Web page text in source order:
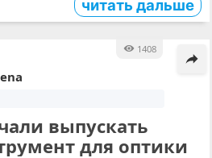
читать дальше
1408
выпускать
для оптики